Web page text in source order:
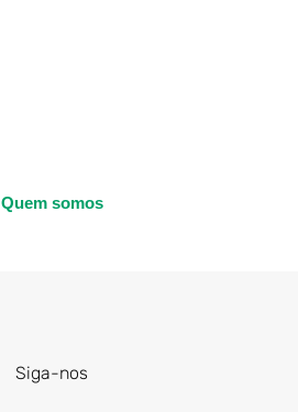
Quem somos
Siga-nos